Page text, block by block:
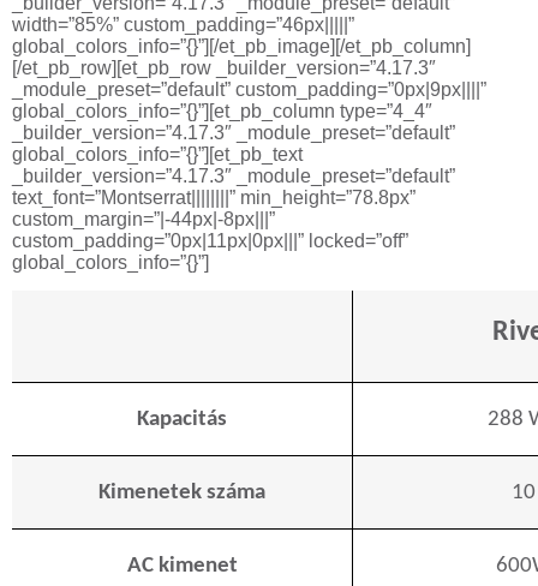
width=”85%” custom_padding=”46px|||||”
global_colors_info=”{}”][/et_pb_image][/et_pb_column]
[/et_pb_row][et_pb_row _builder_version=”4.17.3″
_module_preset=”default” custom_padding=”0px|9px||||”
global_colors_info=”{}”][et_pb_column type=”4_4″
_builder_version=”4.17.3″ _module_preset=”default”
global_colors_info=”{}”][et_pb_text
_builder_version=”4.17.3″ _module_preset=”default”
text_font=”Montserrat||||||||” min_height=”78.8px”
custom_margin=”|-44px|-8px|||”
custom_padding=”0px|11px|0px|||” locked=”off”
global_colors_info=”{}”]
Kapacitás 288
Kimenetek száma 10
AC kimenet